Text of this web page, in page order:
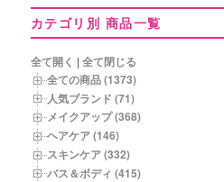
年
月
別
商
品
一
覧
カテゴリ別 商品一覧
全て開く |全て閉じる
全ての商品 (1373)
人気ブランド (71)
メイクアップ (368)
ヘアケア (146)
スキンケア (332)
バス＆ボディ (415)